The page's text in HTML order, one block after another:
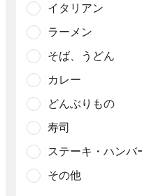
イタリアン
ラーメン
そば、うどん
カレー
どんぶりもの
寿司
ステーキ・ハンバ
その他